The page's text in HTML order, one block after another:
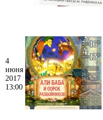
4
июня
2017
13:00